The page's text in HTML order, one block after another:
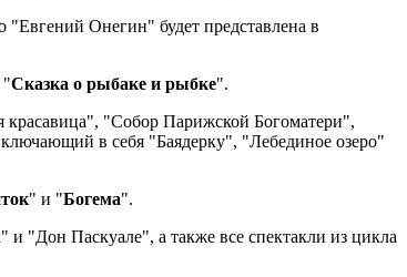
Онегин" будет представлена в
"Сказка о рыбаке и рыбке".
красавица", "Собор Парижской Богоматери",
в себя "Баядерку", "Лебединое озеро"
" и "Богема".
"Дон Паскуале", а также все спектакли из цикла